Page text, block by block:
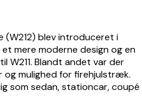
(W212) blev introduceret i
mere moderne design og en
W211. Blandt andet var der
mulighed for firehjulstræk.
som sedan, stationcar, coupé